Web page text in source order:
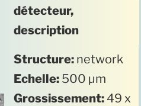
détecteur,
description
Structure: network
Echelle: 500 µm
Grossissement: 49 x